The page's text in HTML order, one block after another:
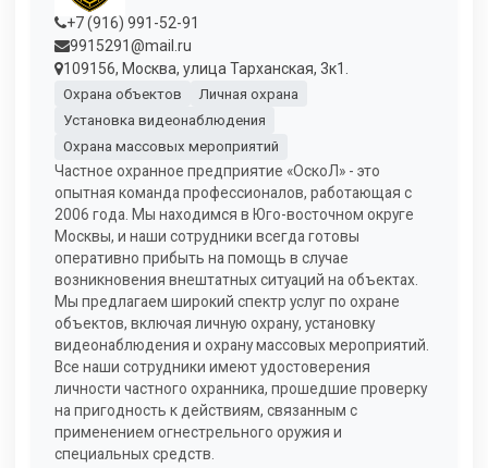
+7 (916) 991-52-91
9915291@mail.ru
109156, Москва, улица Тарханская, 3к1.
Охрана объектов
Личная охрана
Установка видеонаблюдения
Охрана массовых мероприятий
Частное охранное предприятие «ОскоЛ» - это
опытная команда профессионалов, работающая с
2006 года. Мы находимся в Юго-восточном округе
Москвы, и наши сотрудники всегда готовы
оперативно прибыть на помощь в случае
возникновения внештатных ситуаций на объектах.
Мы предлагаем широкий спектр услуг по охране
объектов, включая личную охрану, установку
видеонаблюдения и охрану массовых мероприятий.
Все наши сотрудники имеют удостоверения
личности частного охранника, прошедшие проверку
на пригодность к действиям, связанным с
применением огнестрельного оружия и
специальных средств.